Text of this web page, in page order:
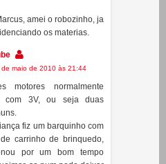
o motor?
amei o robozinho, ja
os materias.
de maio de 2010 às 21:44
motores normalmente
com 3V, ou seja duas
fiz um barquinho com